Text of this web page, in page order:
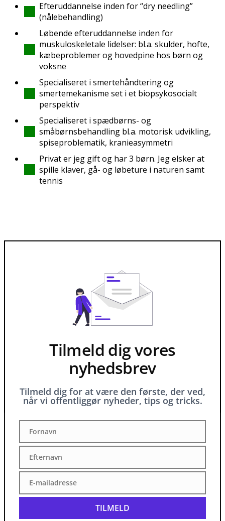
Efteruddannelse inden for “dry needling”
(nålebehandling)
Løbende efteruddannelse inden for
muskuloskeletale lidelser: bl.a. skulder, hofte,
kæbeproblemer og hovedpine hos børn og
voksne
Specialiseret i smertehåndtering og
smertemekanisme set i et biopsykosocialt
perspektiv
Specialiseret i spædbørns- og
småbørnsbehandling bl.a. motorisk udvikling,
spiseproblematik, kranieasymmetri
Privat er jeg gift og har 3 børn. Jeg elsker at
spille klaver, gå- og løbeture i naturen samt
tennis
Tilmeld dig vores
nyhedsbrev
Tilmeld dig for at være den første, der ved,
når vi offentliggør nyheder, tips og tricks.
Fornavn
Fornavn
Efternavn
Efternavn
mailadresse
E-mailadresse
TILMELD